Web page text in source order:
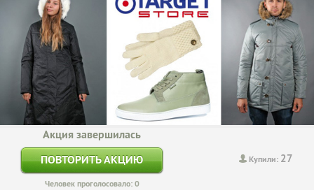
Купили: 27
Акция завершилась
ПОВТОРИТЬ АКЦИЮ
Человек проголосовало: 0